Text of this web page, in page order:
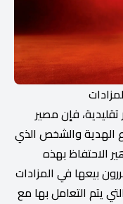
تقليدية، فإن مصير
الهدية والشخص الذي
الاحتفاظ بهذه
بيعها في المزادات
يتم التعامل بها مع